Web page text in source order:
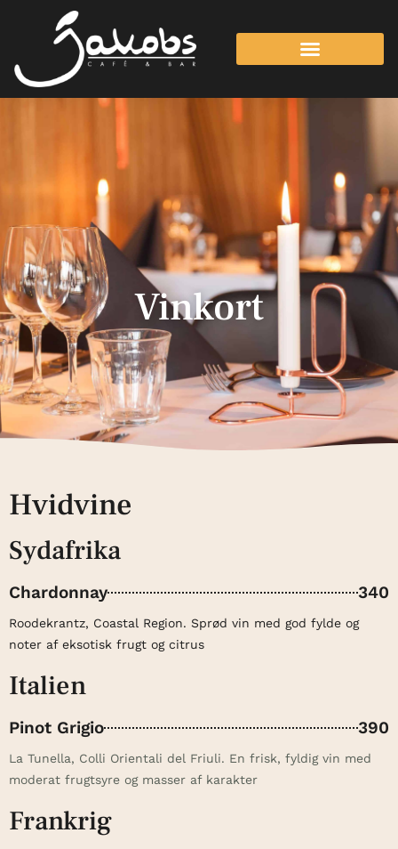
Vinkort
Hvidvine
Sydafrika
Chardonnay 340
Roodekrantz, Coastal Region. Sprød vin med god fylde og
noter af eksotisk frugt og citrus
Italien
Pinot Grigio 390
La Tunella, Colli Orientali del Friuli. En frisk, fyldig vin med
moderat frugtsyre og masser af karakter
Frankrig